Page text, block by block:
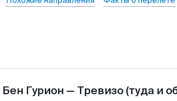
Бен Гурион — Тревизо (туда и